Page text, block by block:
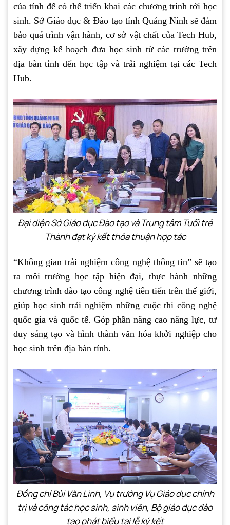
của tỉnh để có thể triển khai các chương trình tới học
sinh. Sở Giáo dục & Đào tạo tỉnh Quảng Ninh sẽ đảm
bảo quá trình vận hành, cơ sở vật chất của Tech Hub,
xây dựng kế hoạch đưa học sinh từ các trường trên
địa bàn tỉnh đến học tập và trải nghiệm tại các Tech
Hub.
Đại diện Sở Giáo dục Đào tạo và Trung tâm Tuổi trẻ
Thành đạt ký kết thỏa thuận hợp tác
“Không gian trải nghiệm công nghệ thông tin” sẽ tạo
ra môi trường học tập hiện đại, thực hành những
chương trình đào tạo công nghệ tiên tiến trên thế giới,
giúp học sinh trải nghiệm những cuộc thi công nghệ
quốc gia và quốc tế. Góp phần nâng cao năng lực, tư
duy sáng tạo và hình thành văn hóa khởi nghiệp cho
học sinh trên địa bàn tỉnh.
Đồng chí Bùi Văn Linh, Vụ trưởng Vụ Giáo dục chính
trị và công tác học sinh, sinh viên, Bộ giáo dục đào
tạo phát biểu tại lễ ký kết